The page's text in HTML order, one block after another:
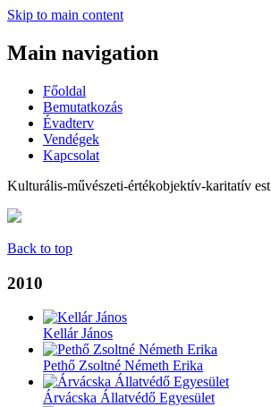
Skip to main content
Main navigation
Főoldal
Bemutatkozás
Évadterv
Vendégek
Kapcsolat
Kulturális-művészeti-értékobjektív-karitatív est
Back to top
2010
Kellár János
Pethő Zsoltné Németh Erika
Árvácska Állatvédő Egyesület